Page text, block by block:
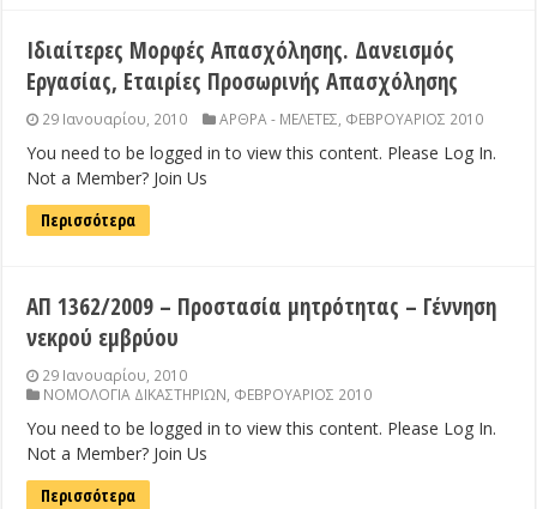
Ιδιαίτερες Μορφές Απασχόλησης. Δανεισμός
Εργασίας, Εταιρίες Προσωρινής Απασχόλησης
29 Ιανουαρίου, 2010 ΑΡΘΡΑ - ΜΕΛΕΤΕΣ, ΦΕΒΡΟΥΑΡΙΟΣ 2010
You need to be logged in to view this content. Please Log In.
Not a Member? Join Us
Περισσότερα
ΑΠ 1362/2009 – Προστασία μητρότητας – Γέννηση
νεκρού εμβρύου
29 Ιανουαρίου, 2010
ΝΟΜΟΛΟΓΙΑ ΔΙΚΑΣΤΗΡΙΩΝ, ΦΕΒΡΟΥΑΡΙΟΣ 2010
You need to be logged in to view this content. Please Log In.
Not a Member? Join Us
Περισσότερα